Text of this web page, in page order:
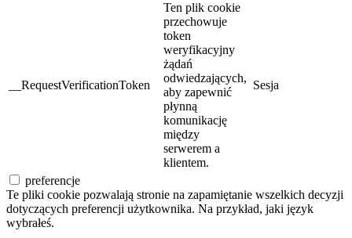
__RequestVerificationToken
Ten plik cookie
przechowuje
token
weryfikacyjny
żądań
odwiedzających,
aby zapewnić
płynną
komunikację
między
serwerem a
klientem.
Sesja
preferencje
Te pliki cookie pozwalają stronie na zapamiętanie wszelkich decyzji
dotyczących preferencji użytkownika. Na przykład, jaki język
wybrałeś.